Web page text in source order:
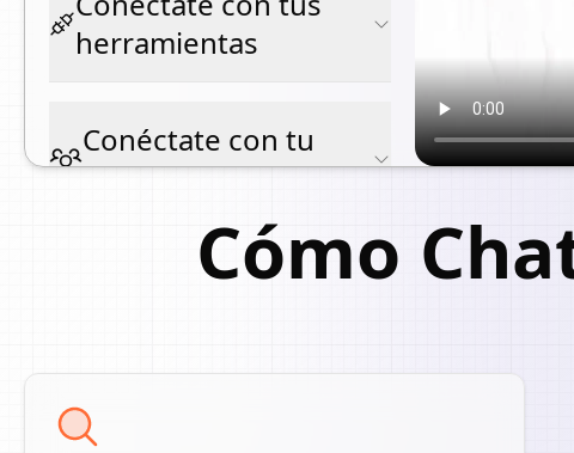
herramientas
Conéctate con tu
equipo
Mira nuestros tutoriales en video
Cómo